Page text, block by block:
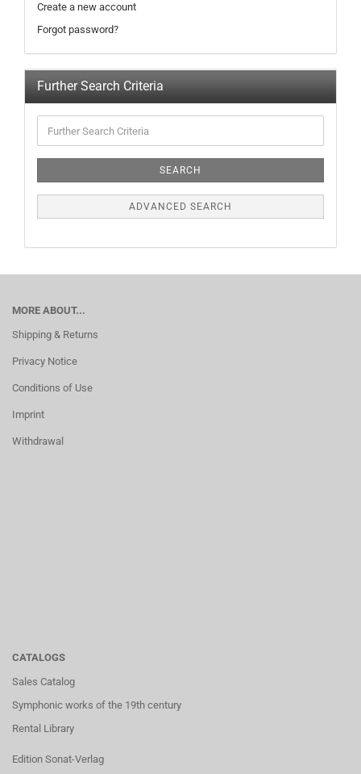
Create a new account
Forgot password?
Further Search Criteria
SEARCH
ADVANCED SEARCH
MORE ABOUT...
Shipping & Returns
Privacy Notice
Conditions of Use
Imprint
Withdrawal
CATALOGS
Sales Catalog
Symphonic works of the 19th century
Rental Library
Edition Sonat-Verlag